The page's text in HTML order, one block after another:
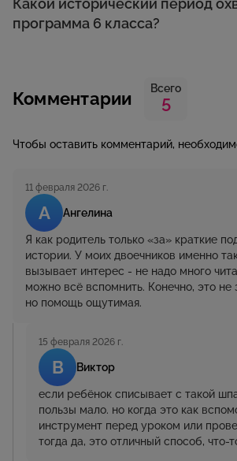
Какой исторический период
программа 6 класса?
Комментарии Всего
5
Чтобы оставить комментарий,
А Ангелина
11 февраля 2026 г.
Я как родитель только «за» краткие
истории. У моих двоечников именно
вызывает интерес - не надо много
можно всё вспомнить. Конечно, это не
но помощь ощутимая.
В Виктор
15 февраля 2026 г.
если ребёнок списывает с такой
пользы мало. но когда это как
инструмент перед уроком или
тогда да, это отличный способ, что-